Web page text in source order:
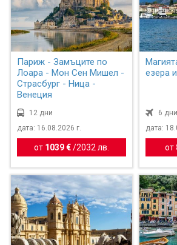
Париж - Замъците по
Лоара - Мон Сен Мишел -
Страсбург - Ница -
Венеция
12 дни
дата: 16.08.2026 г.
от 1039 € /2032 лв.
езера
6 дни
дата:
от